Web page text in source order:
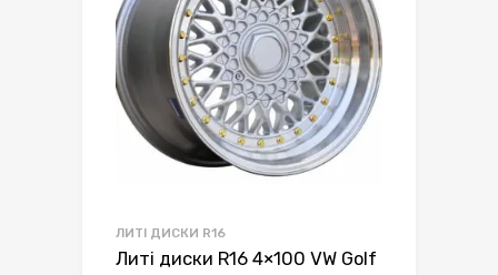
ЛИТІ ДИСКИ R16
Литі диски R16 4×100 VW Golf